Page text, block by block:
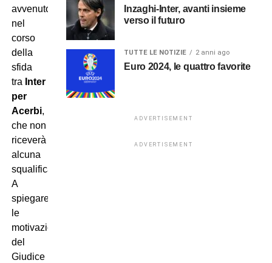
avvenuto
nel
corso
della
sfida
tra Inter Napoli è arrivata:
per
Acerbi,
che non
riceverà pertanto
alcuna
squalifica.
A
spiegare
le
motivazioni
del
Giudice
Inzaghi-Inter, avanti insieme
verso il futuro
TUTTE LE NOTIZIE 2 anni ago
Euro 2024, le quattro favorite
ADVERTISEMENT
ADVERTISEMENT